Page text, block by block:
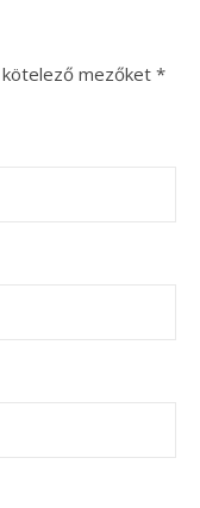
kötelező mezőket *